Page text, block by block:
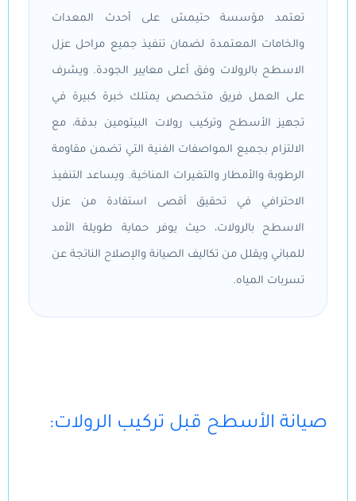
تعتمد مؤسسة حتيمش على أحدث المعدات
والخامات المعتمدة لضمان تنفيذ جميع مراحل عزل
الاسطح بالرولات وفق أعلى معايير الجودة. ويشرف
على العمل فريق متخصص يمتلك خبرة كبيرة في
تجهيز الأسطح وتركيب رولات البيتومين بدقة، مع
الالتزام بجميع المواصفات الفنية التي تضمن مقاومة
الرطوبة والأمطار والتغيرات المناخية. ويساعد التنفيذ
الاحترافي في تحقيق أقصى استفادة من عزل
الاسطح بالرولات، حيث يوفر حماية طويلة الأمد
للمباني ويقلل من تكاليف الصيانة والإصلاح الناتجة عن
تسربات المياه.
:صيانة الأسطح قبل تركيب الرولات